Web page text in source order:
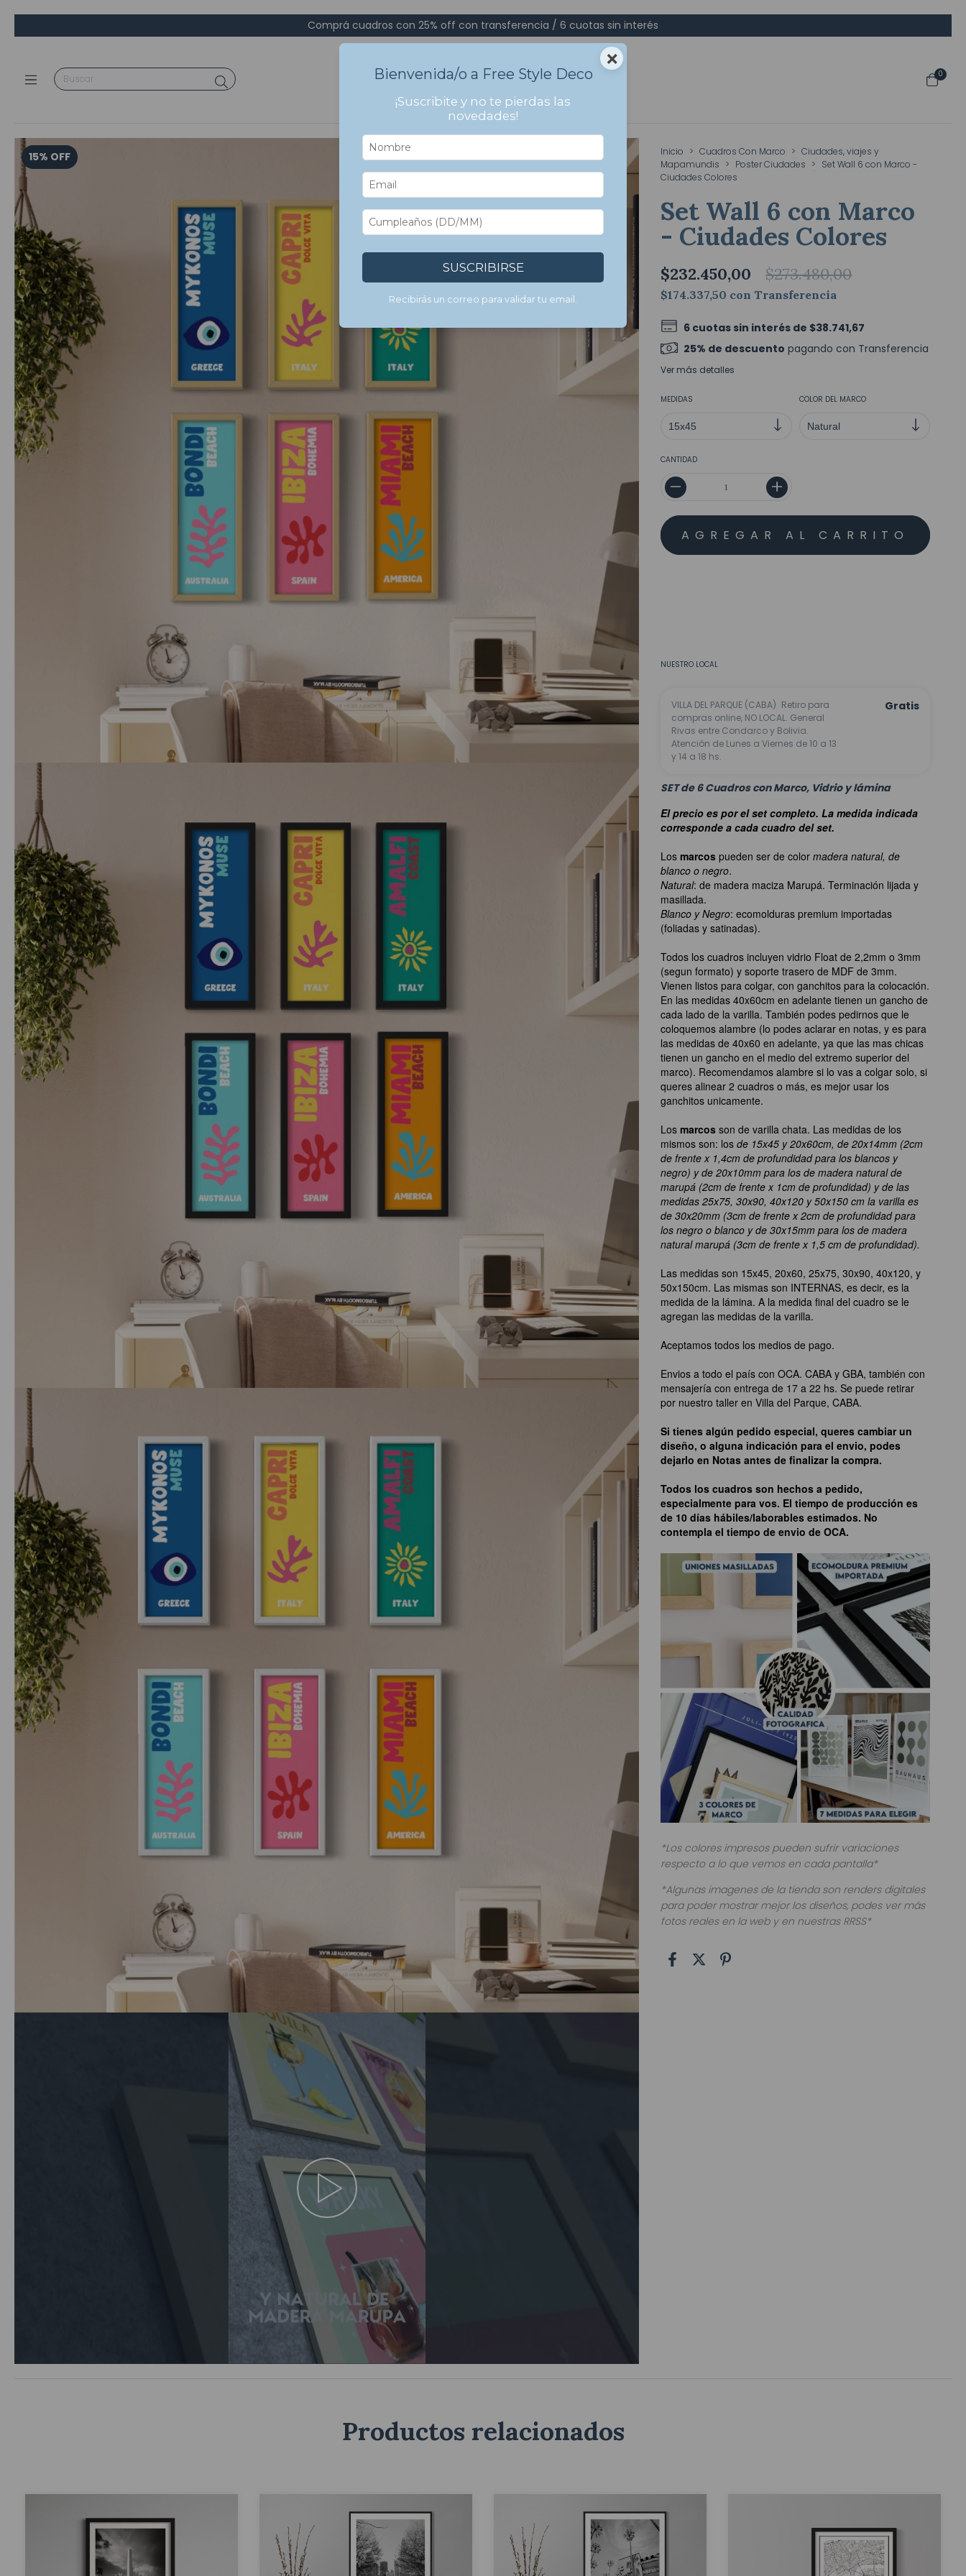
Comprá cuadros con 25% off con transferencia / 6 cuotas sin interés
0
15% OFF Inicio > Cuadros Con Marco > Ciudades, viajes y
Mapamundis > Poster Ciudades > Set Wall 6 con Marco -
Ciudades Colores
Set Wall 6 con Marco
- Ciudades Colores
$232.450,00 $273.480,00
$174.337,50 con Transferencia
6 cuotas sin interés de $38.741,67
25% de descuento pagando con Transferencia
Ver más detalles
MEDIDAS COLOR DEL MARCO
CANTIDAD
NUESTRO LOCAL
VILLA DEL PARQUE (CABA) Retiro para
compras online, NO LOCAL. General
Rivas entre Condarco y Bolivia.
Atención de Lunes a Viernes de 10 a 13
y 14 a 18 hs.
Gratis
SET de 6 Cuadros con Marco, Vidrio y lámina
El precio es por el set completo. La medida indicada
corresponde a cada cuadro del set.
Losmarcos pueden ser de colormadera natural, de
blanco o negro.
Natural: de madera maciza Marupá. Terminación lijada y
masillada.
Blanco y Negro: ecomolduras premium importadas
(foliadas y satinadas).
Todos los cuadros incluyen vidrio Float de 2,2mm o 3mm
(segun formato) y soporte trasero de MDF de 3mm.
Vienen listos para colgar, con ganchitos para la colocación.
En las medidas 40x60cm en adelante tienen un gancho de
cada lado de la varilla. También podes pedirnos que le
coloquemos alambre (lo podes aclarar en notas, y es para
las medidas de 40x60 en adelante, ya que las mas chicas
tienen un gancho en el medio del extremo superior del
marco). Recomendamos alambre si lo vas a colgar solo, si
queres alinear 2 cuadros o más, es mejor usar los
ganchitos unicamente.
Losmarcosson de varilla chata. Las medidas de los
mismos son: losde 15x45 y 20x60cm, de 20x14mm (2cm
de frente x 1,4cm de profundidad para los blancos y
negro) y de 20x10mm para los de madera natural de
marupá (2cm de frente x 1cm de profundidad) y de las
medidas 25x75, 30x90, 40x120 y 50x150 cm la varilla es
de 30x20mm (3cm de frente x 2cm de profundidad para
los negro o blanco y de 30x15mm para los de madera
natural marupá (3cm de frente x 1,5 cm de profundidad).
Las medidas son 15x45, 20x60, 25x75, 30x90, 40x120, y
50x150cm. Las mismas son INTERNAS, es decir, es la
medida de la lámina. A la medida final del cuadro se le
agregan las medidas de la varilla.
Aceptamos todos los medios de pago.
Envios a todo el país con OCA. CABA y GBA, también con
mensajería con entrega de 17 a 22 hs. Se puede retirar
por nuestro taller en Villa del Parque, CABA.
Si tienes algún pedido especial, queres cambiar un
diseño, o alguna indicación para el envio, podes
dejarlo en Notas antes de finalizar la compra.
Todos los cuadros son hechos a pedido,
especialmente para vos. El tiempo de producción es
de 10 días hábiles/laborables estimados. No
contempla el tiempo de envio de OCA.
*Los colores impresos pueden sufrir variaciones
respecto a lo que vemos en cada pantalla*
*Algunas imagenes de la tienda son renders digitales
para poder mostrar mejor los diseños, podes ver más
fotos reales en la web y en nuestras RRSS*
Productos relacionados
×
Bienvenida/o a Free Style Deco
¡Suscribite y no te pierdas las
novedades!
SUSCRIBIRSE
Recibirás un correo para validar tu email.